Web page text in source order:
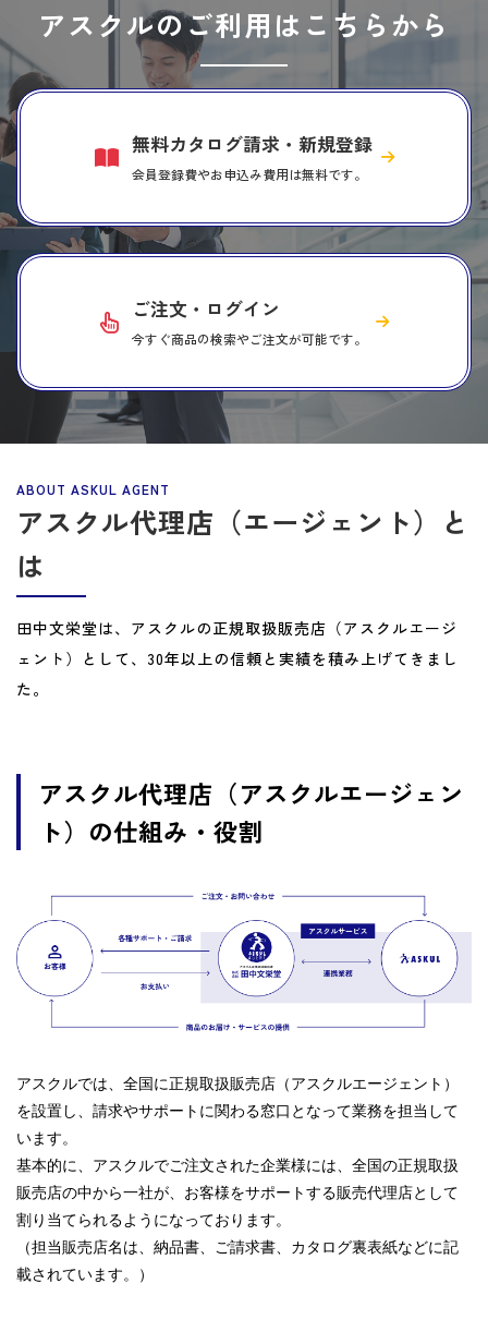
アスクルのご利用はこちらから
無料カタログ請求・新規登録
会員登録費やお申込み費用は無料です。
ご注文・ログイン
今すぐ商品の検索やご注文が可能です。
アスクル代理店（エージェント）と
は
田中文栄堂は、アスクルの正規取扱販売店（アスクルエージ
ェント）として、30年以上の信頼と実績を積み上げてきまし
た。
アスクル代理店（アスクルエージェン
ト）の仕組み・役割
アスクルでは、全国に正規取扱販売店（アスクルエージェント）
を設置し、請求やサポートに関わる窓口となって業務を担当して
います。
基本的に、アスクルでご注文された企業様には、全国の正規取扱
販売店の中から一社が、お客様をサポートする販売代理店として
割り当てられるようになっております。
（担当販売店名は、納品書、ご請求書、カタログ裏表紙などに記
載されています。）